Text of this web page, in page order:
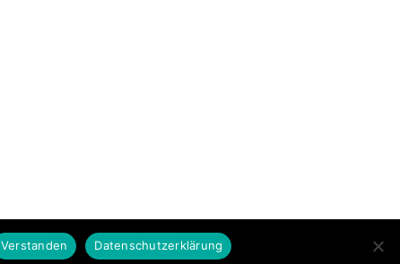
Verstanden Datenschutzerklärung